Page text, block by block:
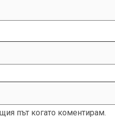
път когато коментирам.